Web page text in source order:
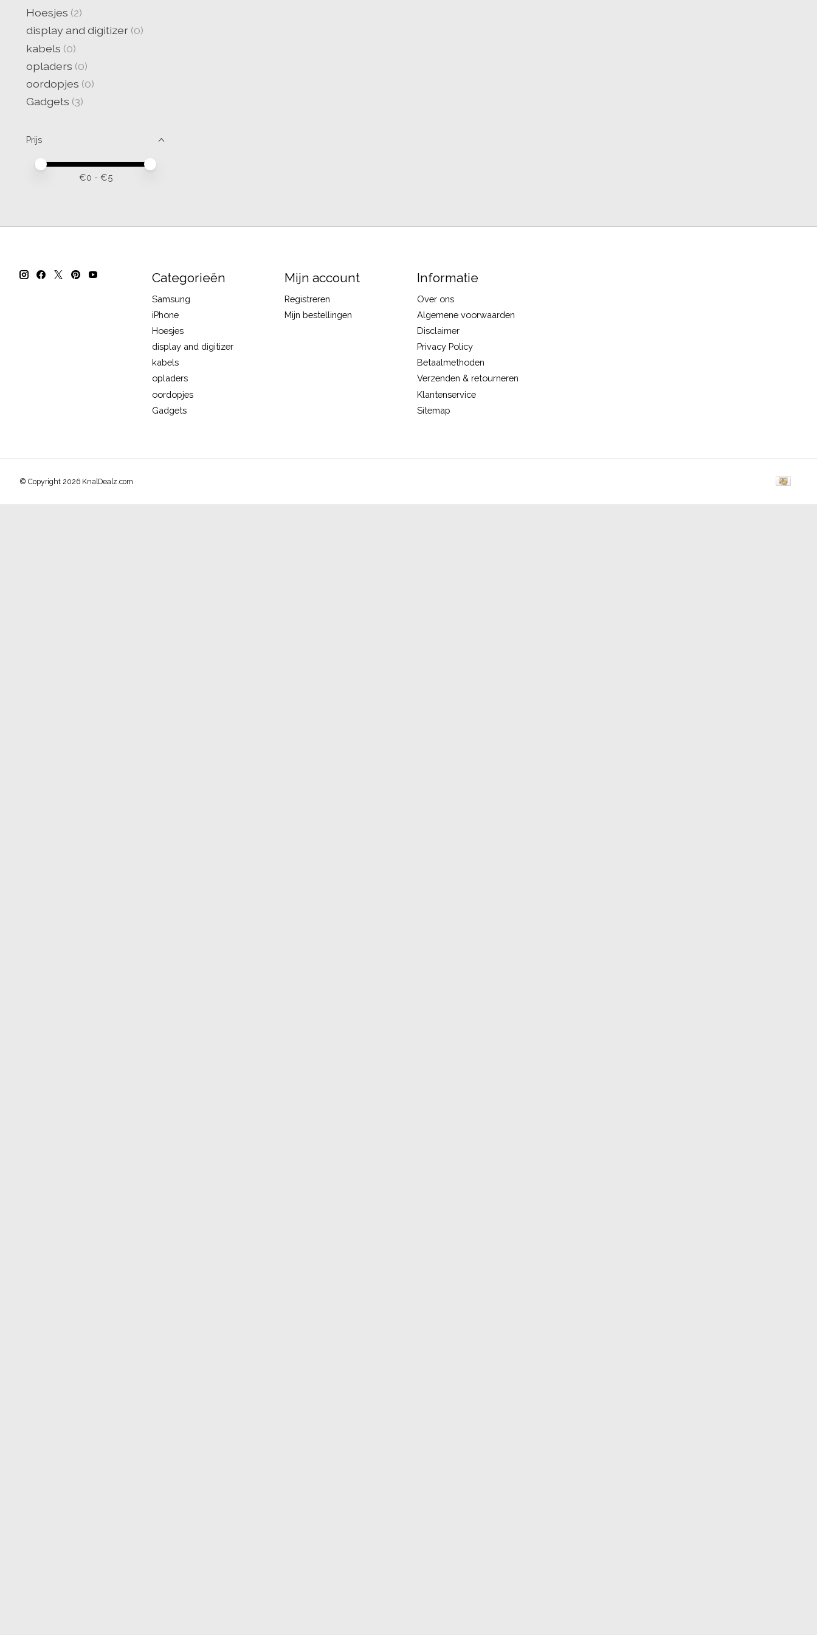
Hoesjes (2)
display and digitizer (0)
kabels (0)
opladers (0)
oordopjes (0)
Gadgets (3)
Prijs
Minimale prijswaarde
Price maximum value
€0 - €5
Categorieën
Samsung
iPhone
Hoesjes
display and digitizer
kabels
opladers
oordopjes
Gadgets
Mijn account
Registreren
Mijn bestellingen
Informatie
Over ons
Algemene voorwaarden
Disclaimer
Privacy Policy
Betaalmethoden
Verzenden & retourneren
Klantenservice
Sitemap
© Copyright 2026 KnalDealz.com